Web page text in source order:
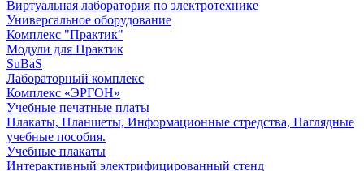
Виртуальная лаборатория по электротехнике
Универсальное оборудование
Комплекс "Практик"
Модули для Практик
SuBaS
Лабораторный комплекс
Комплекс «ЭРГОН»
Учебные печатные платы
Плакаты, Планшеты, Информационные стредства, Наглядные
учебные пособия.
Учебные плакаты
Интерактивный электрифицированный стенд